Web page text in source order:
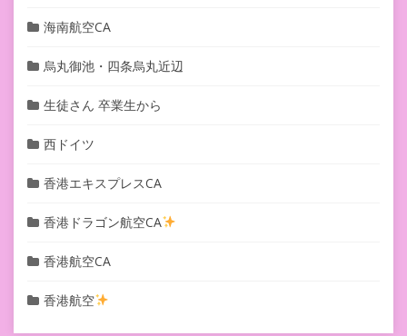
海南航空CA
烏丸御池・四条烏丸近辺
生徒さん 卒業生から
西ドイツ
香港エキスプレスCA
香港ドラゴン航空CA
香港航空CA
香港航空